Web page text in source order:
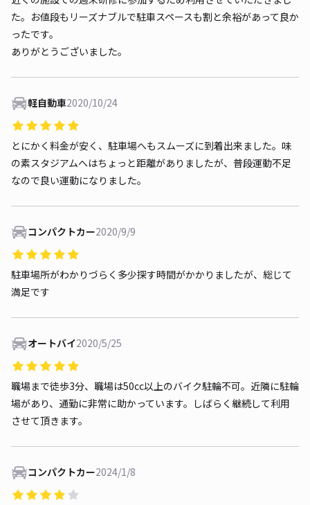
た。お値段もリーズナブルで駐車スペースも割と余裕があって良か
ったです。
ありがとうございました。
軽自動車2020/10/24
とにかく料金が安く、駐車場へもスムーズに到着出来ました。味
の素スタジアムへはちょっと距離がありましたが、普段運動不足
なので良い運動になりました。
コンパクトカー2020/9/9
駐車場所がわかりづらく多少探す時間がかかりましたが、総じて
満足です
オートバイ2020/5/25
職場まで徒歩3分、職場は50cc以上のバイク駐輪不可。近隣に駐輪
場があり、通勤に非常に助かっています。しばらく継続して利用
させて頂きます。
コンパクトカー2024/1/8